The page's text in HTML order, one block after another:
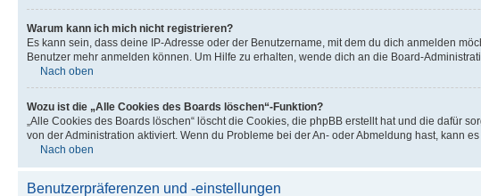
Warum kann ich mich nicht registrieren?
Es kann sein, dass deine IP-Adresse oder der Benutzername, mit dem du dich anmelden
Benutzer mehr anmelden können. Um Hilfe zu erhalten, wende dich an die Board-
Nach oben
Wozu ist die „Alle Cookies des Boards löschen“-Funktion?
„Alle Cookies des Boards löschen“ löscht die Cookies, die phpBB erstellt hat und die dafür
von der Administration aktiviert. Wenn du Probleme bei der An- oder Abmeldung hast, kann
Nach oben
Benutzerpräferenzen und -einstellungen